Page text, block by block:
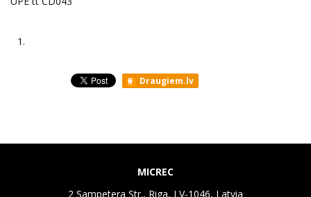
1.
Draugiem.lv
MICREC
2 Sampetera Str., Riga, LV-1046, Latvia